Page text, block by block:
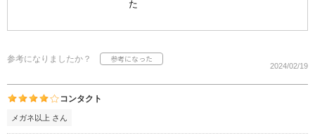
た
参考になりましたか？
2024/02/19
コンタクト
メガネ以上 さん